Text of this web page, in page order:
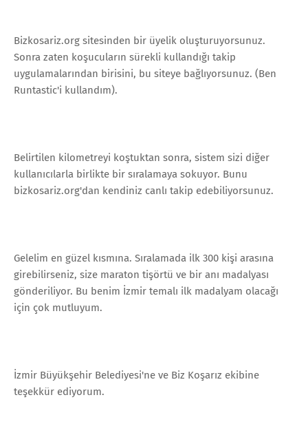
Bizkosariz.org sitesinden bir üyelik oluşturuyorsunuz.
Sonra zaten koşucuların sürekli kullandığı takip
uygulamalarından birisini, bu siteye bağlıyorsunuz. (Ben
Runtastic'i kullandım).
Belirtilen kilometreyi koştuktan sonra, sistem sizi diğer
kullanıcılarla birlikte bir sıralamaya sokuyor. Bunu
bizkosariz.org'dan kendiniz canlı takip edebiliyorsunuz.
Gelelim en güzel kısmına. Sıralamada ilk 300 kişi arasına
girebilirseniz, size maraton tişörtü ve bir anı madalyası
gönderiliyor. Bu benim İzmir temalı ilk madalyam olacağı
için çok mutluyum.
İzmir Büyükşehir Belediyesi'ne ve Biz Koşarız ekibine
teşekkür ediyorum.